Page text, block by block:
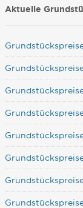
Aktuelle